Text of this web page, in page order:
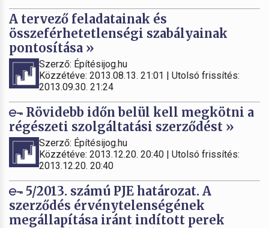
A tervező feladatainak és
összeférhetetlenségi szabályainak
pontosítása »
Szerző: Építésijog.hu
Közzétéve: 2013.08.13. 21:01 | Utolsó frissítés:
2013.09.30. 21:24
Rövidebb időn belül kell megkötni a
régészeti szolgáltatási szerződést »
Szerző: Építésijog.hu
Közzétéve: 2013.12.20. 20:40 | Utolsó frissítés:
2013.12.20. 20:40
5/2013. számú PJE határozat. A
szerződés érvénytelenségének
megállapítása iránt indított perek